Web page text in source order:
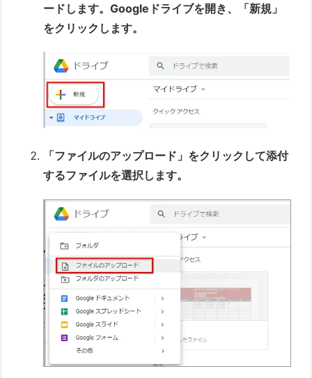
ードします。Googleドライブを開き、「新規」
をクリックします。
「ファイルのアップロード」をクリックして添付
するファイルを選択します。